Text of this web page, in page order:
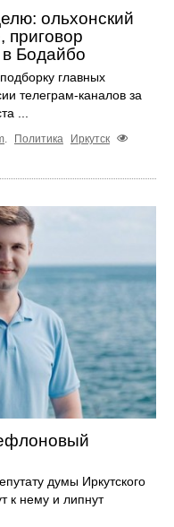
ольхонский
приговор
Бодайбо
главных
телеграм-каналов за
...
. Политика
Иркутск
думы Иркутского
к нему и липнут